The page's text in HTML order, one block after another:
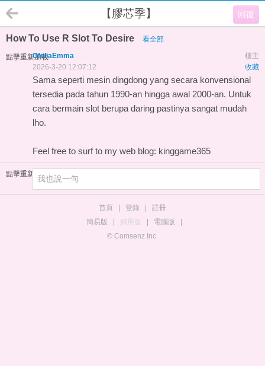
回復
【膠芯季】
How To Use R Slot To Desire 看全部
點擊重新加載 樓主
OfeliaEmma
收藏
2026-3-20 12:07:12
Sama seperti mesin dingdong yang secara konvensional
tersedia pada tahun 1990-an hingga awal 2000-an. Untuk
cara bermain slot berupa daring pastinya sangat mudah
lho.
Feel free to surf to my web blog: kinggame365
點擊重新加載
首頁 登錄
註冊
簡易版
觸屏版 電腦版
© Comsenz Inc.